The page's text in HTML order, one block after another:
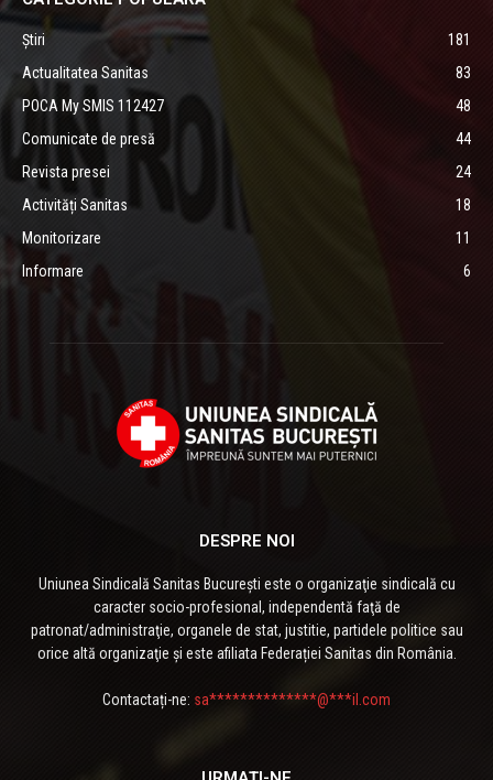
Știri
181
Actualitatea Sanitas
83
POCA My SMIS 112427
48
Comunicate de presă
44
Revista presei
24
Activități Sanitas
18
Monitorizare
11
Informare
6
DESPRE NOI
Uniunea Sindicală Sanitas București este o organizaţie sindicală cu
caracter socio-profesional, independentă faţă de
patronat/administraţie, organele de stat, justitie, partidele politice sau
orice altă organizaţie și este afiliata Federației Sanitas din România.
Contactați-ne: sa**************@***il.com